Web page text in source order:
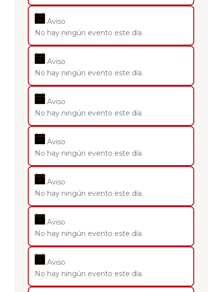
Aviso
No hay ningún evento este día.
Aviso
No hay ningún evento este día.
Aviso
No hay ningún evento este día.
Aviso
No hay ningún evento este día.
Aviso
No hay ningún evento este día.
Aviso
No hay ningún evento este día.
Aviso
No hay ningún evento este día.